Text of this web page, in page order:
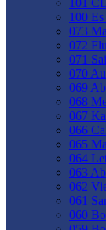
101
100
073
072
071
070
069
068
067
066
065
064
063
062
061
060